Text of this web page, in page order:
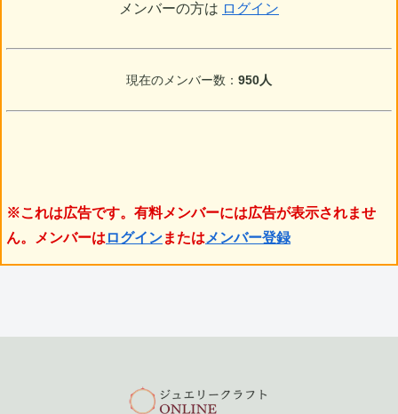
メンバーの方は ログイン
現在のメンバー数： 950人
※これは広告です。有料メンバーには広告が表示されませ
ん。メンバーは ログインまたは メンバー登録